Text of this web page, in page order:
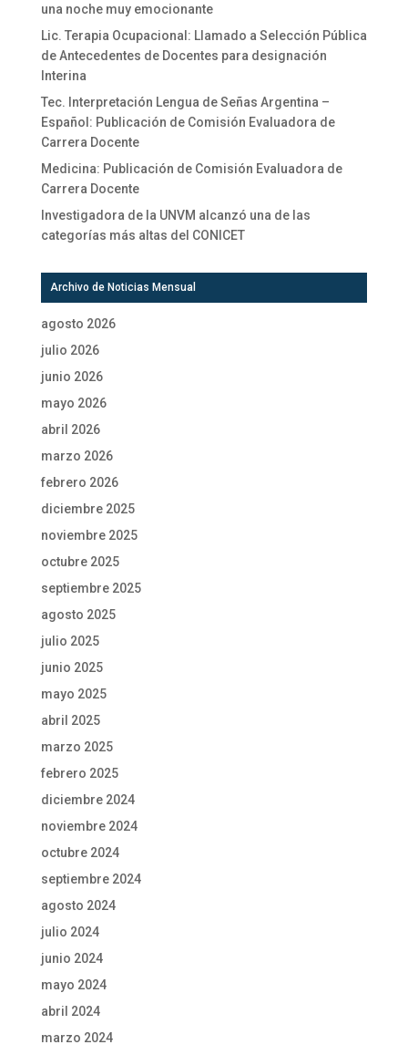
una noche muy emocionante
Lic. Terapia Ocupacional: Llamado a Selección Pública
de Antecedentes de Docentes para designación
Interina
Tec. Interpretación Lengua de Señas Argentina –
Español: Publicación de Comisión Evaluadora de
Carrera Docente
Medicina: Publicación de Comisión Evaluadora de
Carrera Docente
Investigadora de la UNVM alcanzó una de las
categorías más altas del CONICET
Archivo de Noticias Mensual
agosto 2026
julio 2026
junio 2026
mayo 2026
abril 2026
marzo 2026
febrero 2026
diciembre 2025
noviembre 2025
octubre 2025
septiembre 2025
agosto 2025
julio 2025
junio 2025
mayo 2025
abril 2025
marzo 2025
febrero 2025
diciembre 2024
noviembre 2024
octubre 2024
septiembre 2024
agosto 2024
julio 2024
junio 2024
mayo 2024
abril 2024
marzo 2024